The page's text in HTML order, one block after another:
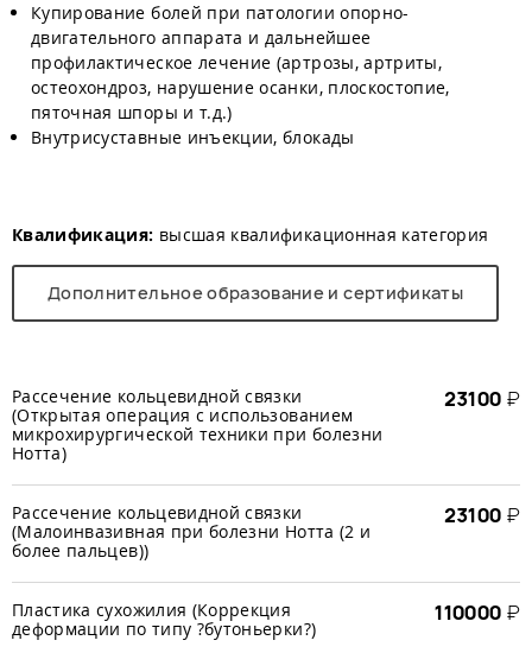
Купирование болей при патологии опорно-
двигательного аппарата и дальнейшее
профилактическое лечение (артрозы, артриты,
остеохондроз, нарушение осанки, плоскостопие,
пяточная шпоры и т.д.)
Внутрисуставные инъекции, блокады
Квалификация: высшая квалификационная категория
Дополнительное образование и сертификаты
Рассечение кольцевидной связки
(Открытая операция с использованием
микрохирургической техники при болезни
Нотта)
23100 ₽
Рассечение кольцевидной связки
(Малоинвазивная при болезни Нотта (2 и
более пальцев))
23100 ₽
Пластика сухожилия (Коррекция
деформации по типу ?бутоньерки?)
110000 ₽